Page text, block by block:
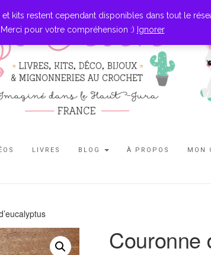
LIVRES BLOG À PROPOS MON
Couronne
kits restent cependant disponibles dans tout le
Merci pour votre compréhension :) Ignorer